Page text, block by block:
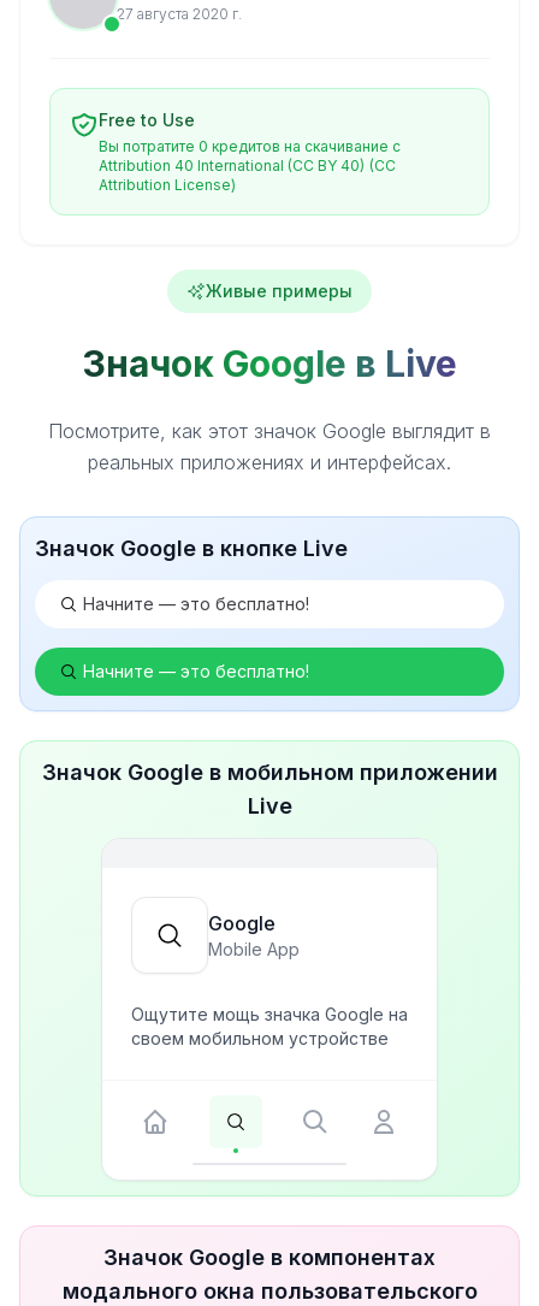
27 августа 2020 г.
Free to Use
Вы потратите 0 кредитов на скачивание с
Attribution 40 International (CC BY 40) (CC
Attribution License)
Живые примеры
Значок Google в Live
Посмотрите, как этот значок Google выглядит в
реальных приложениях и интерфейсах.
Значок Google в кнопке Live
Начните — это бесплатно!
Начните — это бесплатно!
Значок Google в мобильном приложении
Live
Google
Mobile App
Ощутите мощь значка Google на
своем мобильном устройстве
Значок Google в компонентах
модального окна пользовательского